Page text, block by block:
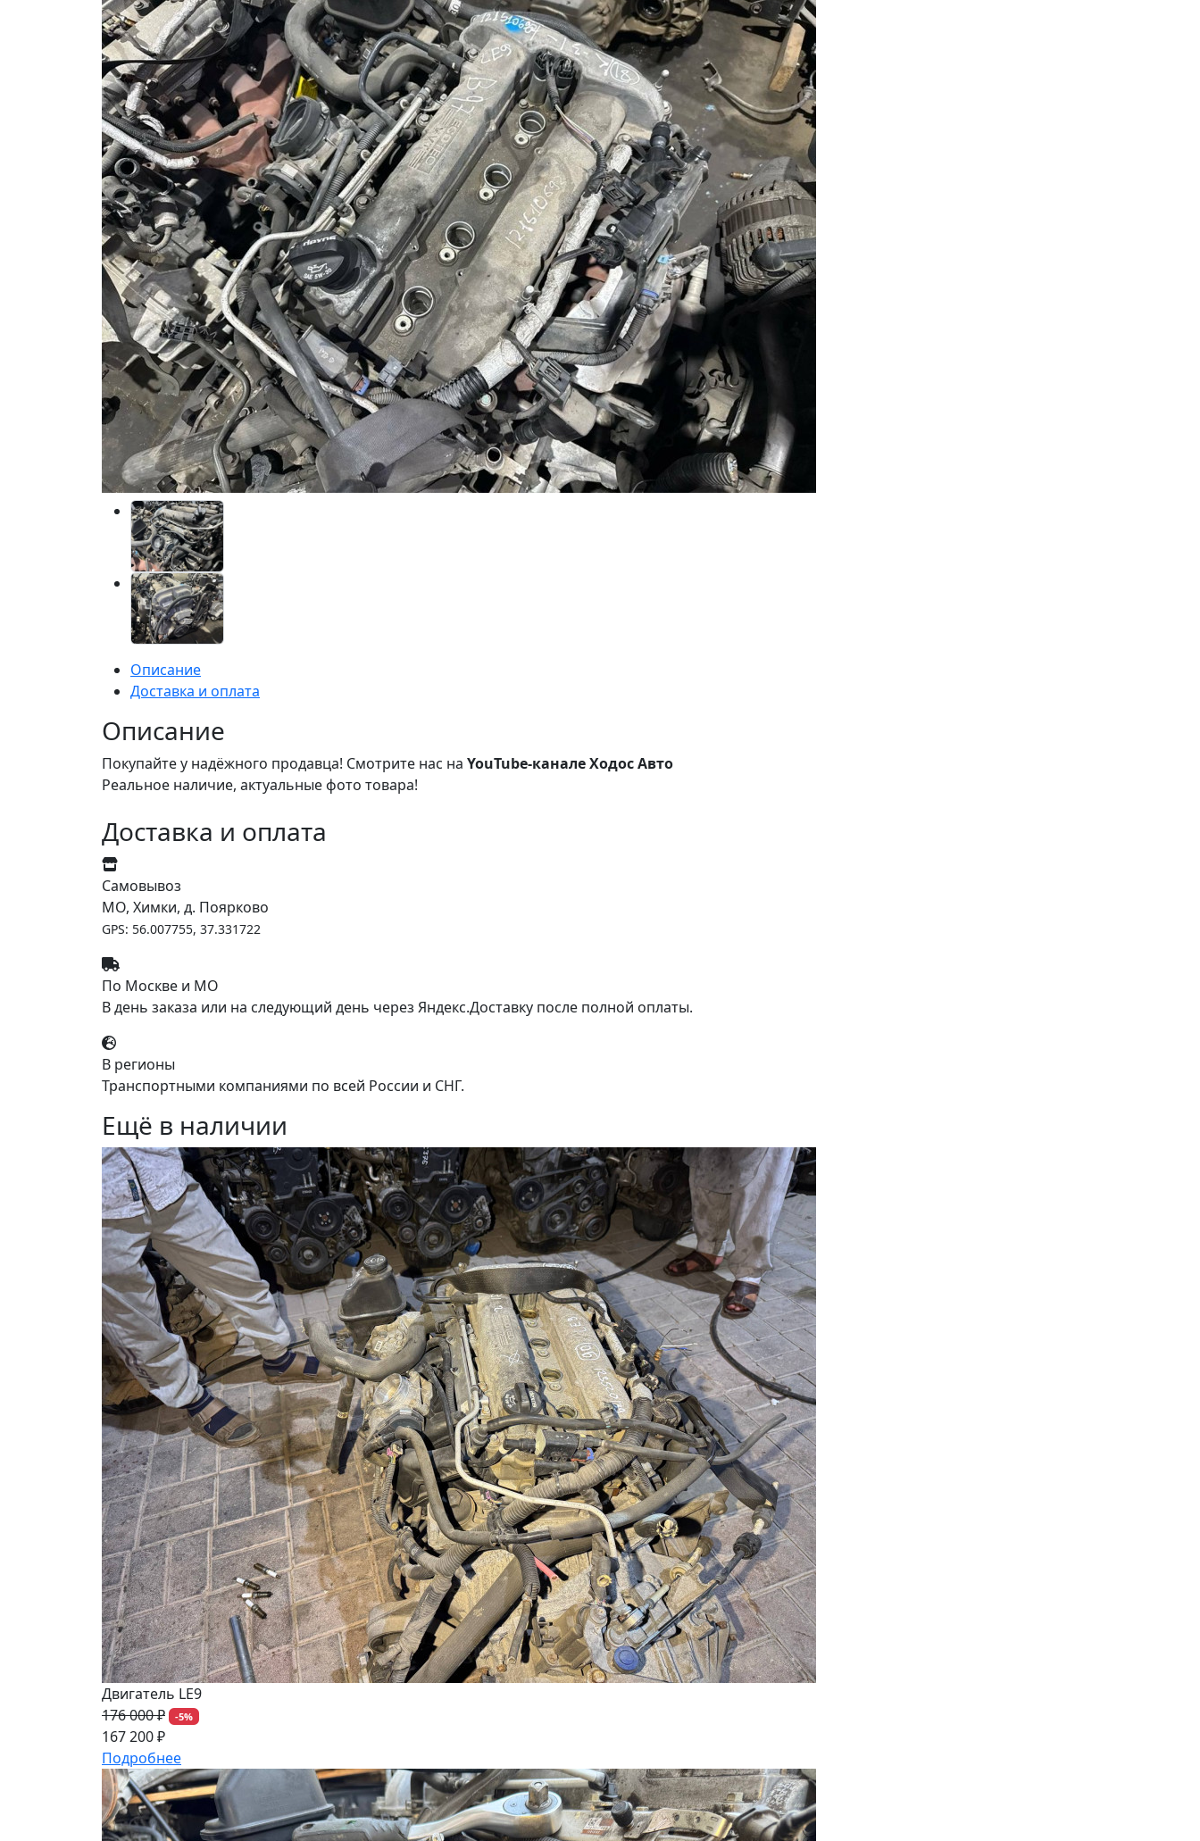
Описание
Доставка и оплата
Описание
Покупайте у надёжного продавца! Смотрите нас на YouTube-канале Ходос Авто
Реальное наличие, актуальные фото товара!
Доставка и оплата
Самовывоз
МО, Химки, д. Поярково
GPS: 56.007755, 37.331722
По Москве и МО
В день заказа или на следующий день через Яндекс.Доставку после полной оплаты.
В регионы
Транспортными компаниями по всей России и СНГ.
Ещё в наличии
Двигатель LE9
176 000 ₽
-5%
167 200 ₽
Подробнее